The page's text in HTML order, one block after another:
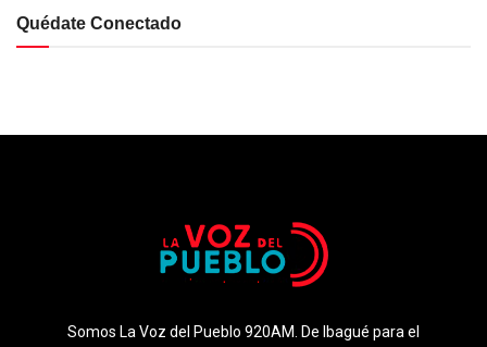
Quédate Conectado
Somos La Voz del Pueblo 920AM. De Ibagué para el